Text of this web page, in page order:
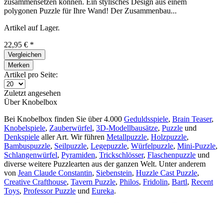
zusammensetzen können. Ein stylisches Design aus einem
polygonen Puzzle für Ihre Wand! Der Zusammenbau...
Artikel auf Lager.
22,95 € *
Vergleichen
Merken
Artikel pro Seite:
Zuletzt angesehen
Über Knobelbox
Bei Knobelbox finden Sie über 4.000 Geduldsspiele, Brain Teaser,
Knobelspiele, Zauberwürfel, 3D-Modellbausätze, Puzzle und
Denkspiele aller Art. Wir führen Metallpuzzle, Holzpuzzle,
Bambuspuzzle, Seilpuzzle, Legepuzzle, Würfelpuzzle, Mini-Puzzle,
Schlangenwürfel, Pyramiden, Trickschlösser, Flaschenpuzzle und
diverse weitere Puzzlearten aus der ganzen Welt. Unter anderem
von Jean Claude Constantin, Siebenstein, Huzzle Cast Puzzle,
Creative Crafthouse, Tavern Puzzle, Philos, Fridolin, Bartl, Recent
Toys, Professor Puzzle und Eureka.